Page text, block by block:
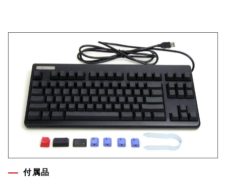
付属品